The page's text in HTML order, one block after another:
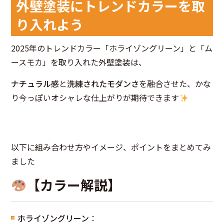
外壁塗装にトレンドカラーを取
り入れよう
2025年のトレンドカラー「ホライゾングリーン」と「ム
ースモカ」を取り入れた外壁塗装は、
ナチュラル感と洗練されたモダンさを融合させた、かな
り今っぽいオシャレな仕上がりが期待できます
以下に組み合わせ方やイメージ、ポイントをまとめてみ
ました
【カラー解説】
ホライゾングリーン ：